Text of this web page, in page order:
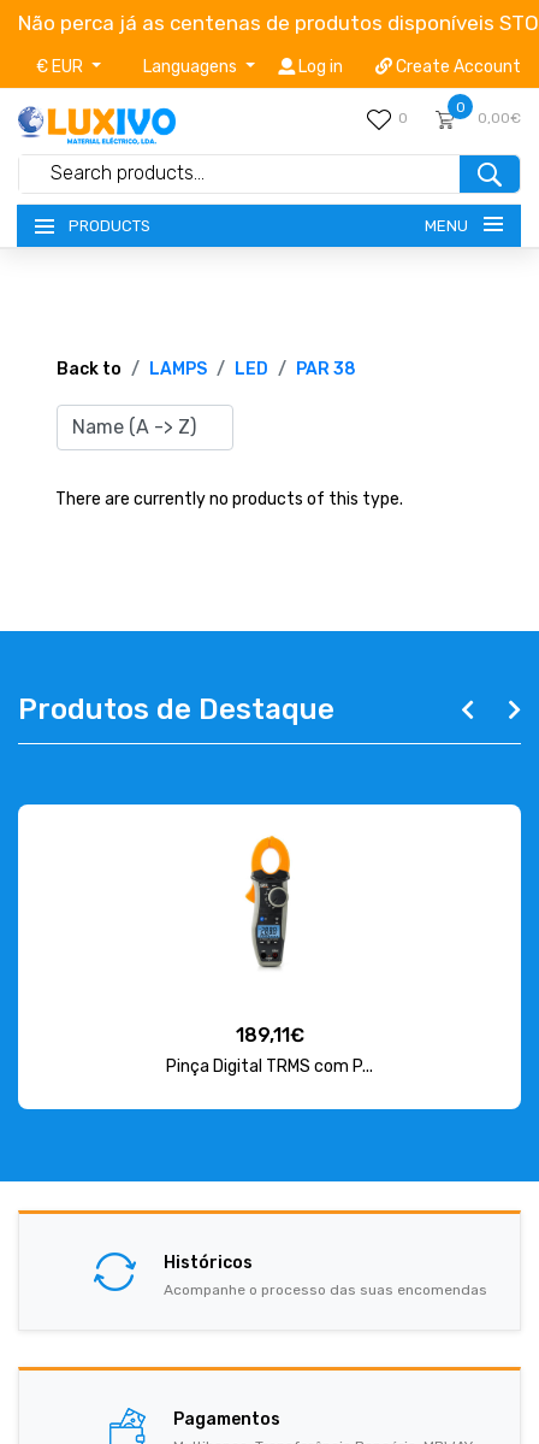
Não perca já as centenas de produtos disponíveis
€ EUR Languagens Log in Create Account
0
0
0,00€
PRODUCTS MENU
TERMS OF SERVICE
CATALOGUES
Back to LAMPS LED PAR 38
There are currently no products of this type.
Produtos de Destaque
189,11€
Pinça Digital TRMS com P...
Históricos
Acompanhe o processo das suas encomendas
Pagamentos